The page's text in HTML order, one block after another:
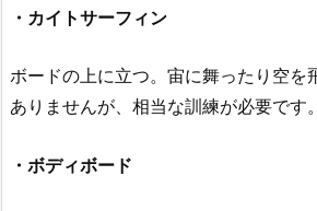
・カイトサーフィン
ボードの上に立つ。宙に舞ったり空を
ありませんが、相当な訓練が必要です。
・ボディボード